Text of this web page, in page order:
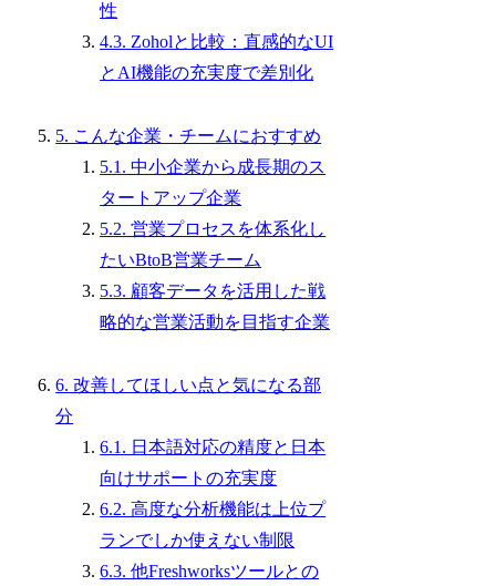
性
4.3. Zoholと比較：直感的なUI
とAI機能の充実度で差別化
5. こんな企業・チームにおすすめ
5.1. 中小企業から成長期のス
タートアップ企業
5.2. 営業プロセスを体系化し
たいBtoB営業チーム
5.3. 顧客データを活用した戦
略的な営業活動を目指す企業
6. 改善してほしい点と気になる部
分
6.1. 日本語対応の精度と日本
向けサポートの充実度
6.2. 高度な分析機能は上位プ
ランでしか使えない制限
6.3. 他Freshworksツールとの